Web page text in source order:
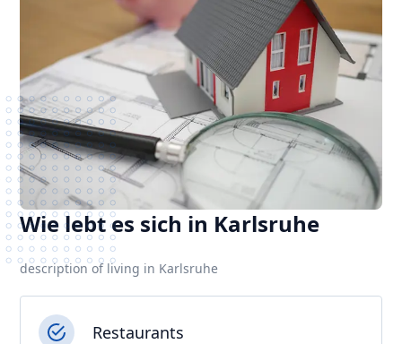
Wie lebt es sich in Karlsruhe
description of living in Karlsruhe
Restaurants